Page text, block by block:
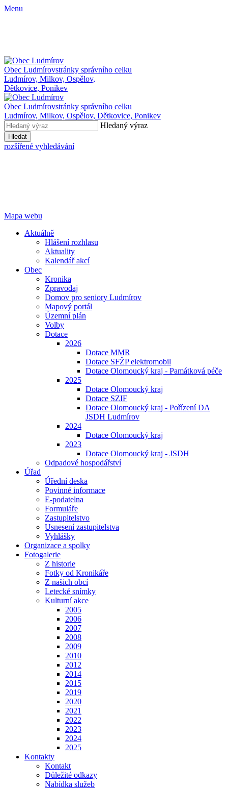
Menu
Obec Ludmírovstránky správního celku
Ludmírov, Milkov, Ospělov,
Dětkovice, Ponikev
Obec Ludmírovstránky správního celku
Ludmírov, Milkov, Ospělov, Dětkovice, Ponikev
Hledaný výraz
Hledat
rozšířené vyhledávání
Mapa webu
Aktuálně
Hlášení rozhlasu
Aktuality
Kalendář akcí
Obec
Kronika
Zpravodaj
Domov pro seniory Ludmírov
Mapový portál
Územní plán
Volby
Dotace
2026
Dotace MMR
Dotace SFŽP elektromobil
Dotace Olomoucký kraj - Památková péče
2025
Dotace Olomoucký kraj
Dotace SZIF
Dotace Olomoucký kraj - Pořízení DA
JSDH Ludmírov
2024
Dotace Olomoucký kraj
2023
Dotace Olomoucký kraj - JSDH
Odpadové hospodářství
Úřad
Úřední deska
Povinné informace
E-podatelna
Formuláře
Zastupitelstvo
Usnesení zastupitelstva
Vyhlášky
Organizace a spolky
Fotogalerie
Z historie
Fotky od Kronikáře
Z našich obcí
Letecké snímky
Kulturní akce
2005
2006
2007
2008
2009
2010
2012
2014
2015
2019
2020
2021
2022
2023
2024
2025
Kontakty
Kontakt
Důležité odkazy
Nabídka služeb